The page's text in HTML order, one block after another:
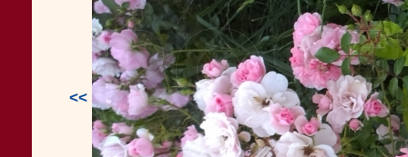
<<